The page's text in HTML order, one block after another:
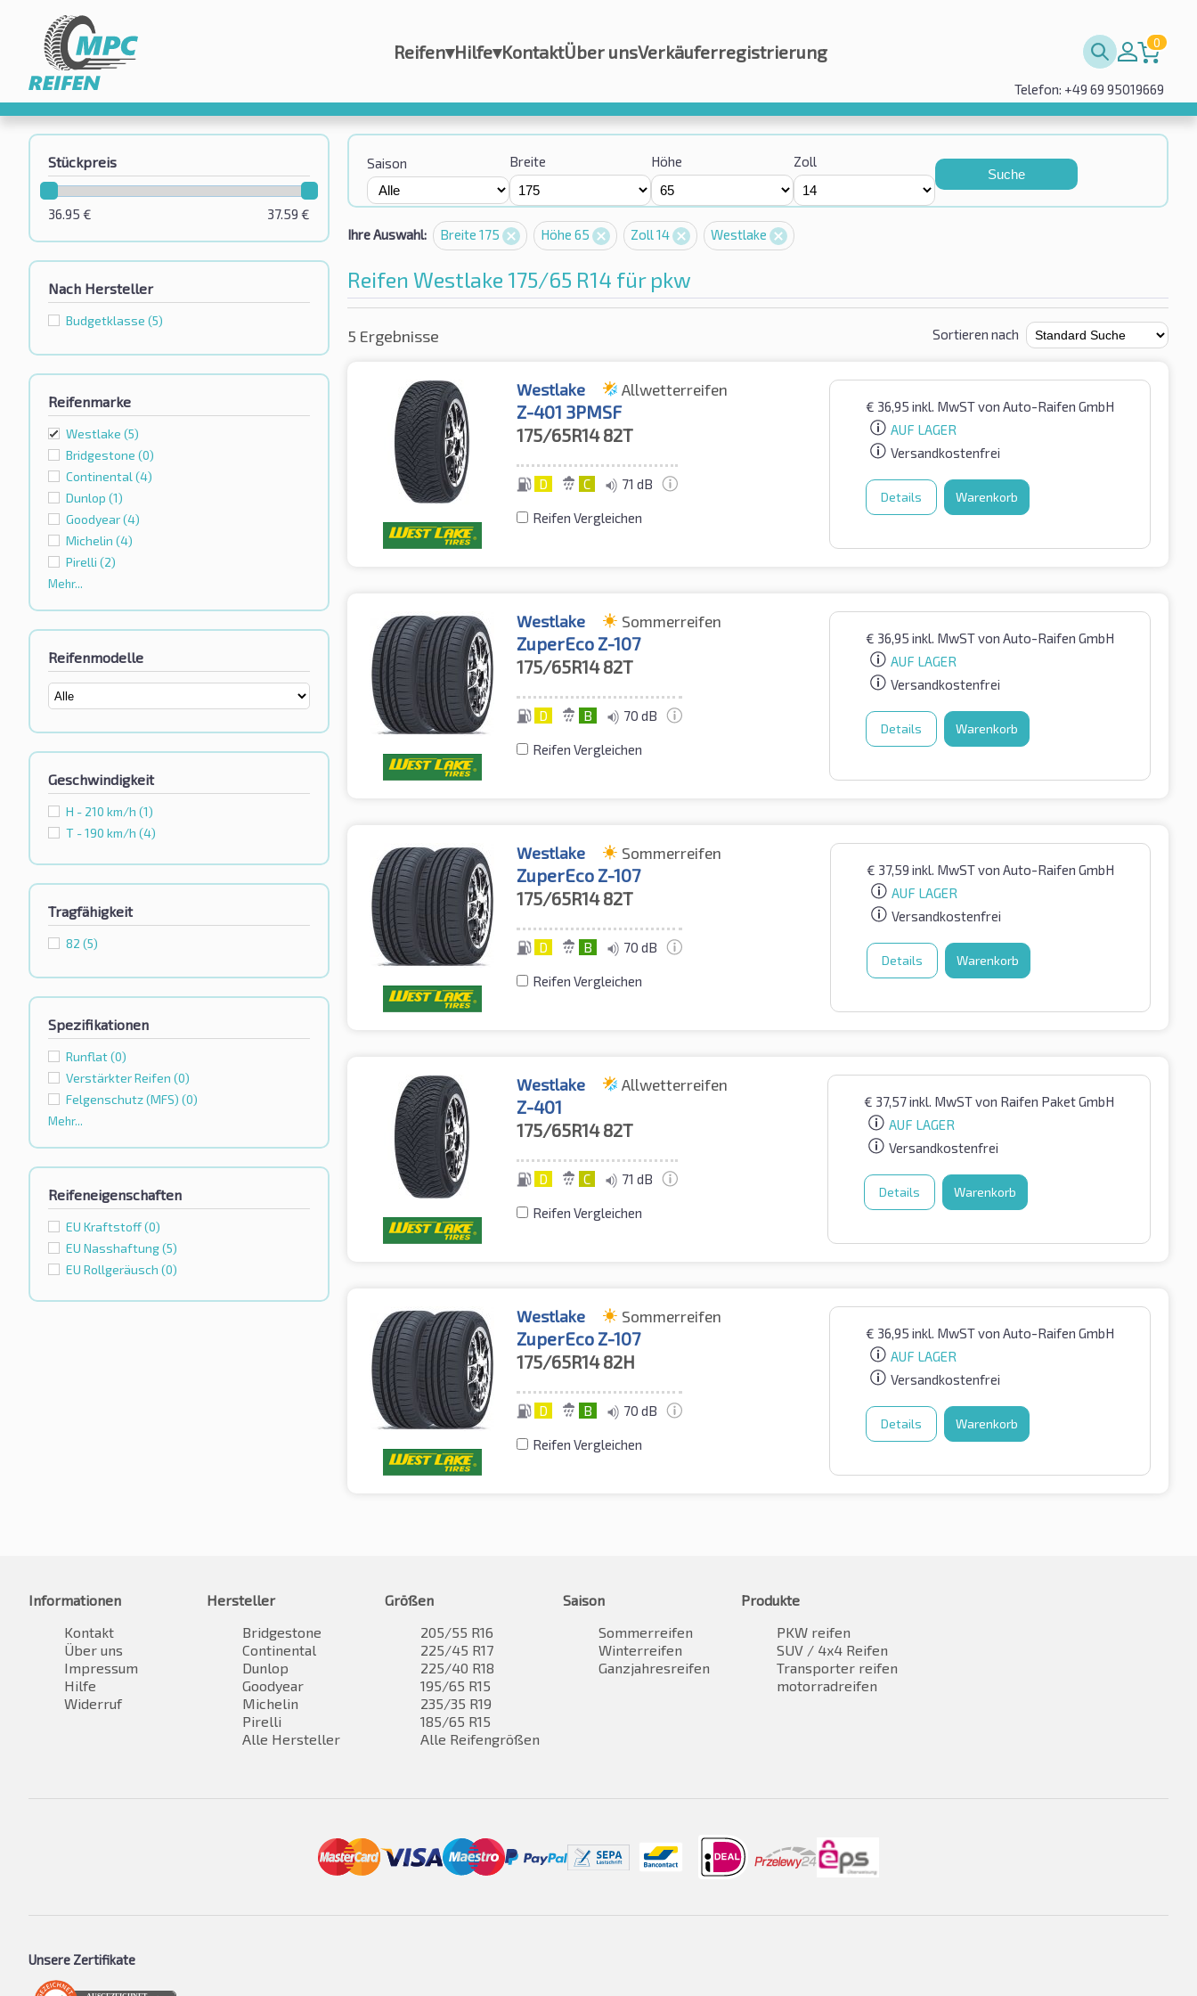
Reifen▾Hilfe▾KontaktÜber unsVerkäuferregistrierung 0
Telefon: +49 69 95019669
Stückpreis
37.59 €
36.95 €
Nach Hersteller
Budgetklassе (5)
Reifenmarke
Westlake (5)
Bridgestone (0)
Continental (4)
Dunlop (1)
Goodyear(4)
Michelin (4)
Pirelli (2)
Mehr...
Reifenmodelle
Geschwindigkeit
H - 210 km/h (1)
T - 190 km/h (4)
Tragfähigkeit
82 (5)
Spezifikationen
Runflat(0)
Verstärkter Reifen (0)
Felgenschutz (MFS) (0)
Mehr...
Reifeneigenschaften
EU Kraftstoff(0)
EU Nasshaftung(5)
EU Rollgeräusch (0)
Saison Breite Höhe Zoll
Suche
Ihre Auswahl: Breite 175 Höhe 65 Zoll 14 Westlake
Reifen Westlake 175/65 R14 für pkw
5 Ergebnisse Sortieren nach
Westlake Allwetterreifen
Z-401 3PMSF
175/65R1482T
D C 71 dB
Reifen Vergleichen
€ 36,95 inkl. MwSTvon Auto-Raifen GmbH
AUF LAGER
Versandkostenfrei
Details Warenkorb
Westlake Sommerreifen
ZuperEco Z-107
175/65R1482T
D B 70 dB
Reifen Vergleichen
€ 36,95 inkl. MwSTvon Auto-Raifen GmbH
AUF LAGER
Versandkostenfrei
Details Warenkorb
Westlake Sommerreifen
ZuperEco Z-107
175/65R1482T
D B 70 dB
Reifen Vergleichen
€ 37,59 inkl. MwSTvon Auto-Raifen GmbH
AUF LAGER
Versandkostenfrei
Details Warenkorb
Westlake Allwetterreifen
Z-401
175/65R1482T
D C 71 dB
Reifen Vergleichen
€ 37,57inkl. MwSTvon Raifen Paket GmbH
AUF LAGER
Versandkostenfrei
Details Warenkorb
Westlake Sommerreifen
ZuperEco Z-107
175/65R1482H
D B 70 dB
Reifen Vergleichen
€ 36,95 inkl. MwSTvon Auto-Raifen GmbH
AUF LAGER
Versandkostenfrei
Details Warenkorb
Informationen
Kontakt
Über uns
Impressum
Hilfe
Widerruf
Hersteller
Bridgestone
Continental
Dunlop
Goodyear
Michelin
Pirelli
Alle Hersteller
Größen
205/55 R16
225/45 R17
225/40 R18
195/65 R15
235/35 R19
185/65 R15
Alle Reifengrößen
Saison
Sommerreifen
Winterreifen
Ganzjahresreifen
Produkte
PKW reifen
SUV / 4x4 Reifen
Transporter reifen
motorradreifen
Unsere Zertifikate